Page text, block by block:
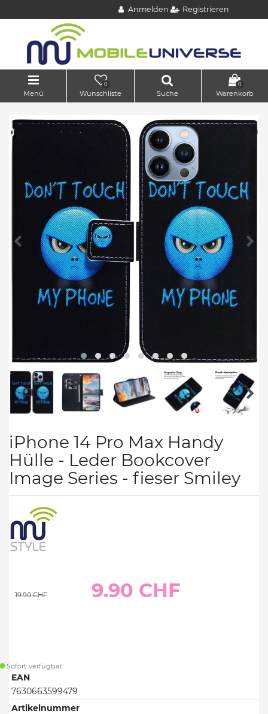
Anmelden Registrieren
Menü
0
Wunschliste Suche
0
Warenkorb
iPhone 14 Pro Max Handy
Hülle - Leder Bookcover
Image Series - fieser Smiley
19.90 CHF 9.90 CHF
Sofort verfügbar
EAN
7630663599479
Artikelnummer